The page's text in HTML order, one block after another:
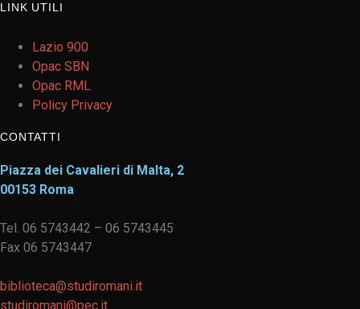
LINK UTILI
Lazio 900
Opac SBN
Opac RML
Policy Privacy
CONTATTI
Piazza dei Cavalieri di Malta, 2
00153 Roma
Tel. 06 5743442 – 06 5743445
Fax 06 5743447
biblioteca@studiromani.it
studiromani@pec.it